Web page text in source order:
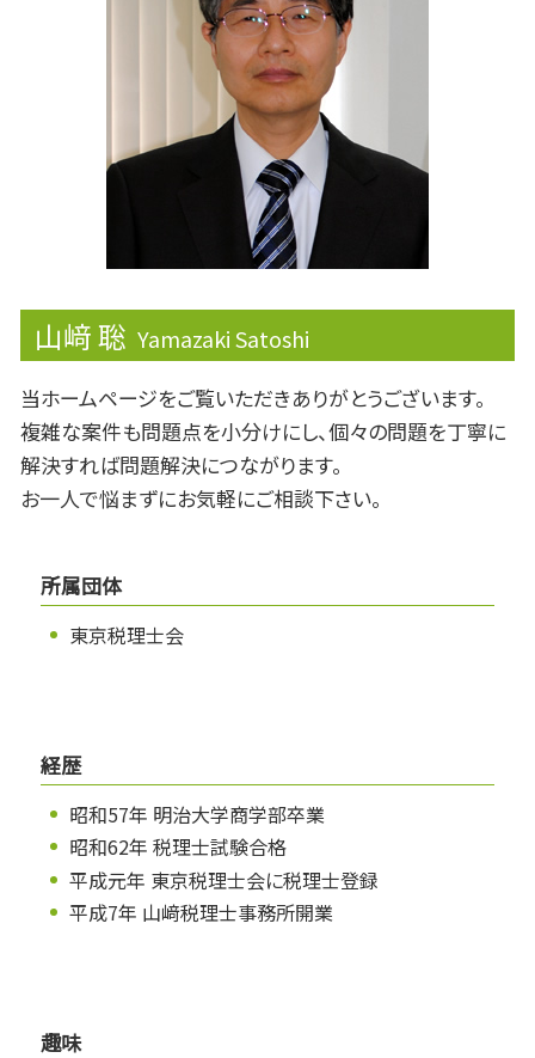
山﨑 聡 Yamazaki Satoshi
当ホームページをご覧いただきありがとうございます。
複雑な案件も問題点を小分けにし、個々の問題を丁寧に
解決すれば問題解決につながります。
お一人で悩まずにお気軽にご相談下さい。
所属団体
東京税理士会
経歴
昭和57年 明治大学商学部卒業
昭和62年 税理士試験合格
平成元年 東京税理士会に税理士登録
平成7年 山﨑税理士事務所開業
趣味